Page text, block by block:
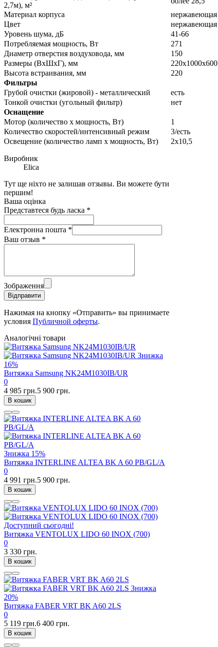
2,7м), м²
Материал корпуса
нержавеющая
Цвет
нержавеющая
Уровень шума, дБ
41-66
Потребляемая мощность, Вт
271
Диаметр отверстия воздуховода, мм
150
Размеры (ВхШхГ), мм
220х1000х600
Высота встраивания, мм
220
Фильтры
Грубой очистки (жировой) - металлический
есть
Тонкой очистки (угольный фильтр)
нет
Оснащение
Мотор (количество х мощность, Вт)
1
Количество скоростей/интенсивный режим
3/есть
Освещение (количество ламп х мощность, Вт)
2х10,5
Виробник
Elica
Тут ще ніхто не залишав отзывы. Ви можете бути
першим!
Ваша оцінка
Представтеся будь ласка *
Електронна пошта *
Ваш отзыв *
Зображення
Відправити
Нажимая на кнопку «Отправить» вы принимаете
условия Публичной оферты.
Аналогічні товари
Знижка
16%
Витяжка Samsung NK24M1030IB/UR
0
4 985 грн.5 900 грн.
В кошик
Знижка 15%
Витяжка INTERLINE ALTEA BK A 60 PB/GL/A
0
4 991 грн.5 900 грн.
В кошик
Доступний сьогодні!
Витяжка VENTOLUX LIDO 60 INOX (700)
0
3 330 грн.
В кошик
Знижка
20%
Витяжка FABER VRT BK A60 2LS
0
5 119 грн.6 400 грн.
В кошик